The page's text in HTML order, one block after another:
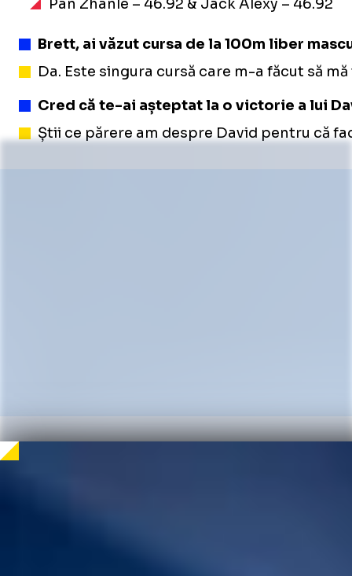
Pan Zhanle – 46.92 & Jack Alexy – 46.92
Brett, ai văzut cursa de la 100m liber
Da. Este singura cursă care m-a făcut să
Cred că te-ai așteptat la o victorie a lui
Știi ce părere am despre David pentru că